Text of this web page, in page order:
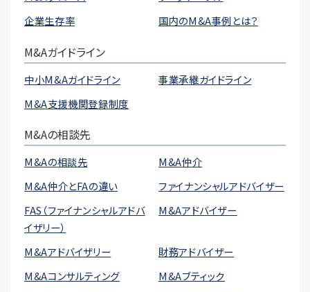
企業生存率
国内のM&A事例とは？
M&Aガイドライン
中小M&Aガイドライン
事業承継ガイドライン
M&A支援機関登録制度
M&Aの相談先
M&Aの相談先
M&A仲介
M&A仲介とFAの違い
ファイナンシャルアドバイザー
FAS（ファイナンシャルアドバ
イザリー）
M&Aアドバイザー
M&Aアドバイザリー
財務アドバイザー
M&Aコンサルティング
M&Aブティック